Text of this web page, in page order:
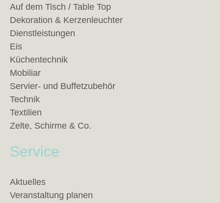
Auf dem Tisch / Table Top
Dekoration & Kerzenleuchter
Dienstleistungen
Eis
Küchentechnik
Mobiliar
Servier- und Buffetzubehör
Technik
Textilien
Zelte, Schirme & Co.
Service
Aktuelles
Veranstaltung planen